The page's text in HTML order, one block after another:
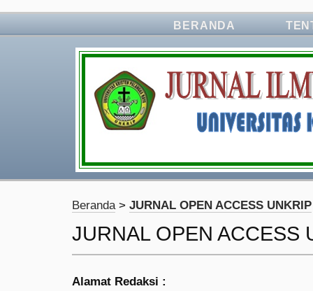
BERANDA
Beranda> JURNAL OPEN ACCESS UNKRIP
JURNAL OPEN ACCESS
Alamat Redaksi :